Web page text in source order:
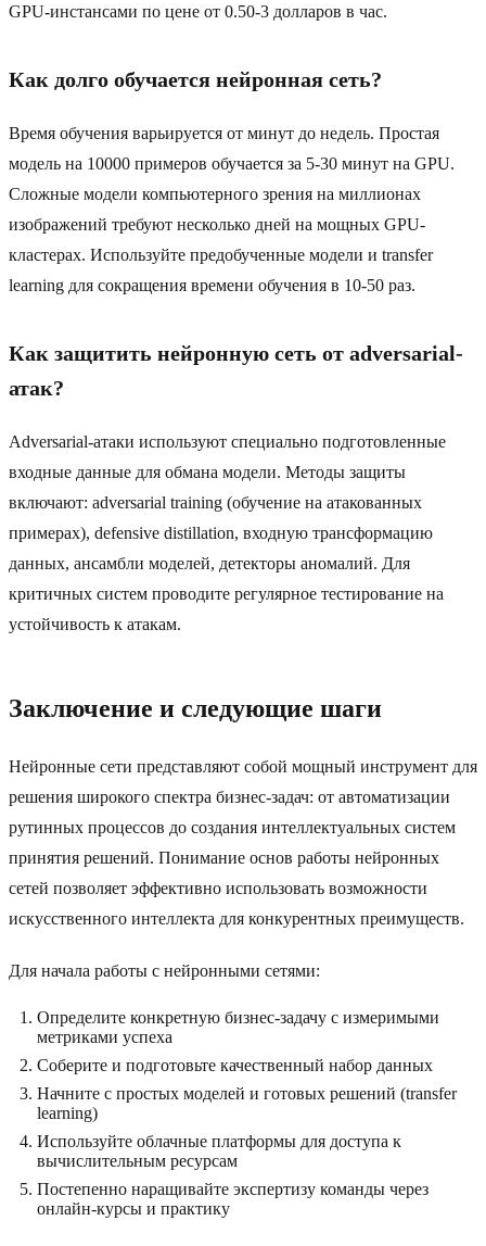
GPU-инстансами по цене от 0.50-3 долларов в час.
Как долго обучается нейронная сеть?
Время обучения варьируется от минут до недель. Простая
модель на 10000 примеров обучается за 5-30 минут на GPU.
Сложные модели компьютерного зрения на миллионах
изображений требуют несколько дней на мощных GPU-
кластерах. Используйте предобученные модели и transfer
learning для сокращения времени обучения в 10-50 раз.
Как защитить нейронную сеть от adversarial-
атак?
Adversarial-атаки используют специально подготовленные
входные данные для обмана модели. Методы защиты
включают: adversarial training (обучение на атакованных
примерах), defensive distillation, входную трансформацию
данных, ансамбли моделей, детекторы аномалий. Для
критичных систем проводите регулярное тестирование на
устойчивость к атакам.
Заключение и следующие шаги
Нейронные сети представляют собой мощный инструмент для
решения широкого спектра бизнес-задач: от автоматизации
рутинных процессов до создания интеллектуальных систем
принятия решений. Понимание основ работы нейронных
сетей позволяет эффективно использовать возможности
искусственного интеллекта для конкурентных преимуществ.
Для начала работы с нейронными сетями:
Определите конкретную бизнес-задачу с измеримыми
метриками успеха
Соберите и подготовьте качественный набор данных
Начните с простых моделей и готовых решений (transfer
learning)
Используйте облачные платформы для доступа к
вычислительным ресурсам
Постепенно наращивайте экспертизу команды через
онлайн-курсы и практику